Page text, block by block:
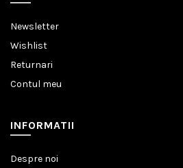
Newsletter
Wishlist
Returnari
Contul meu
INFORMATII
Despre noi